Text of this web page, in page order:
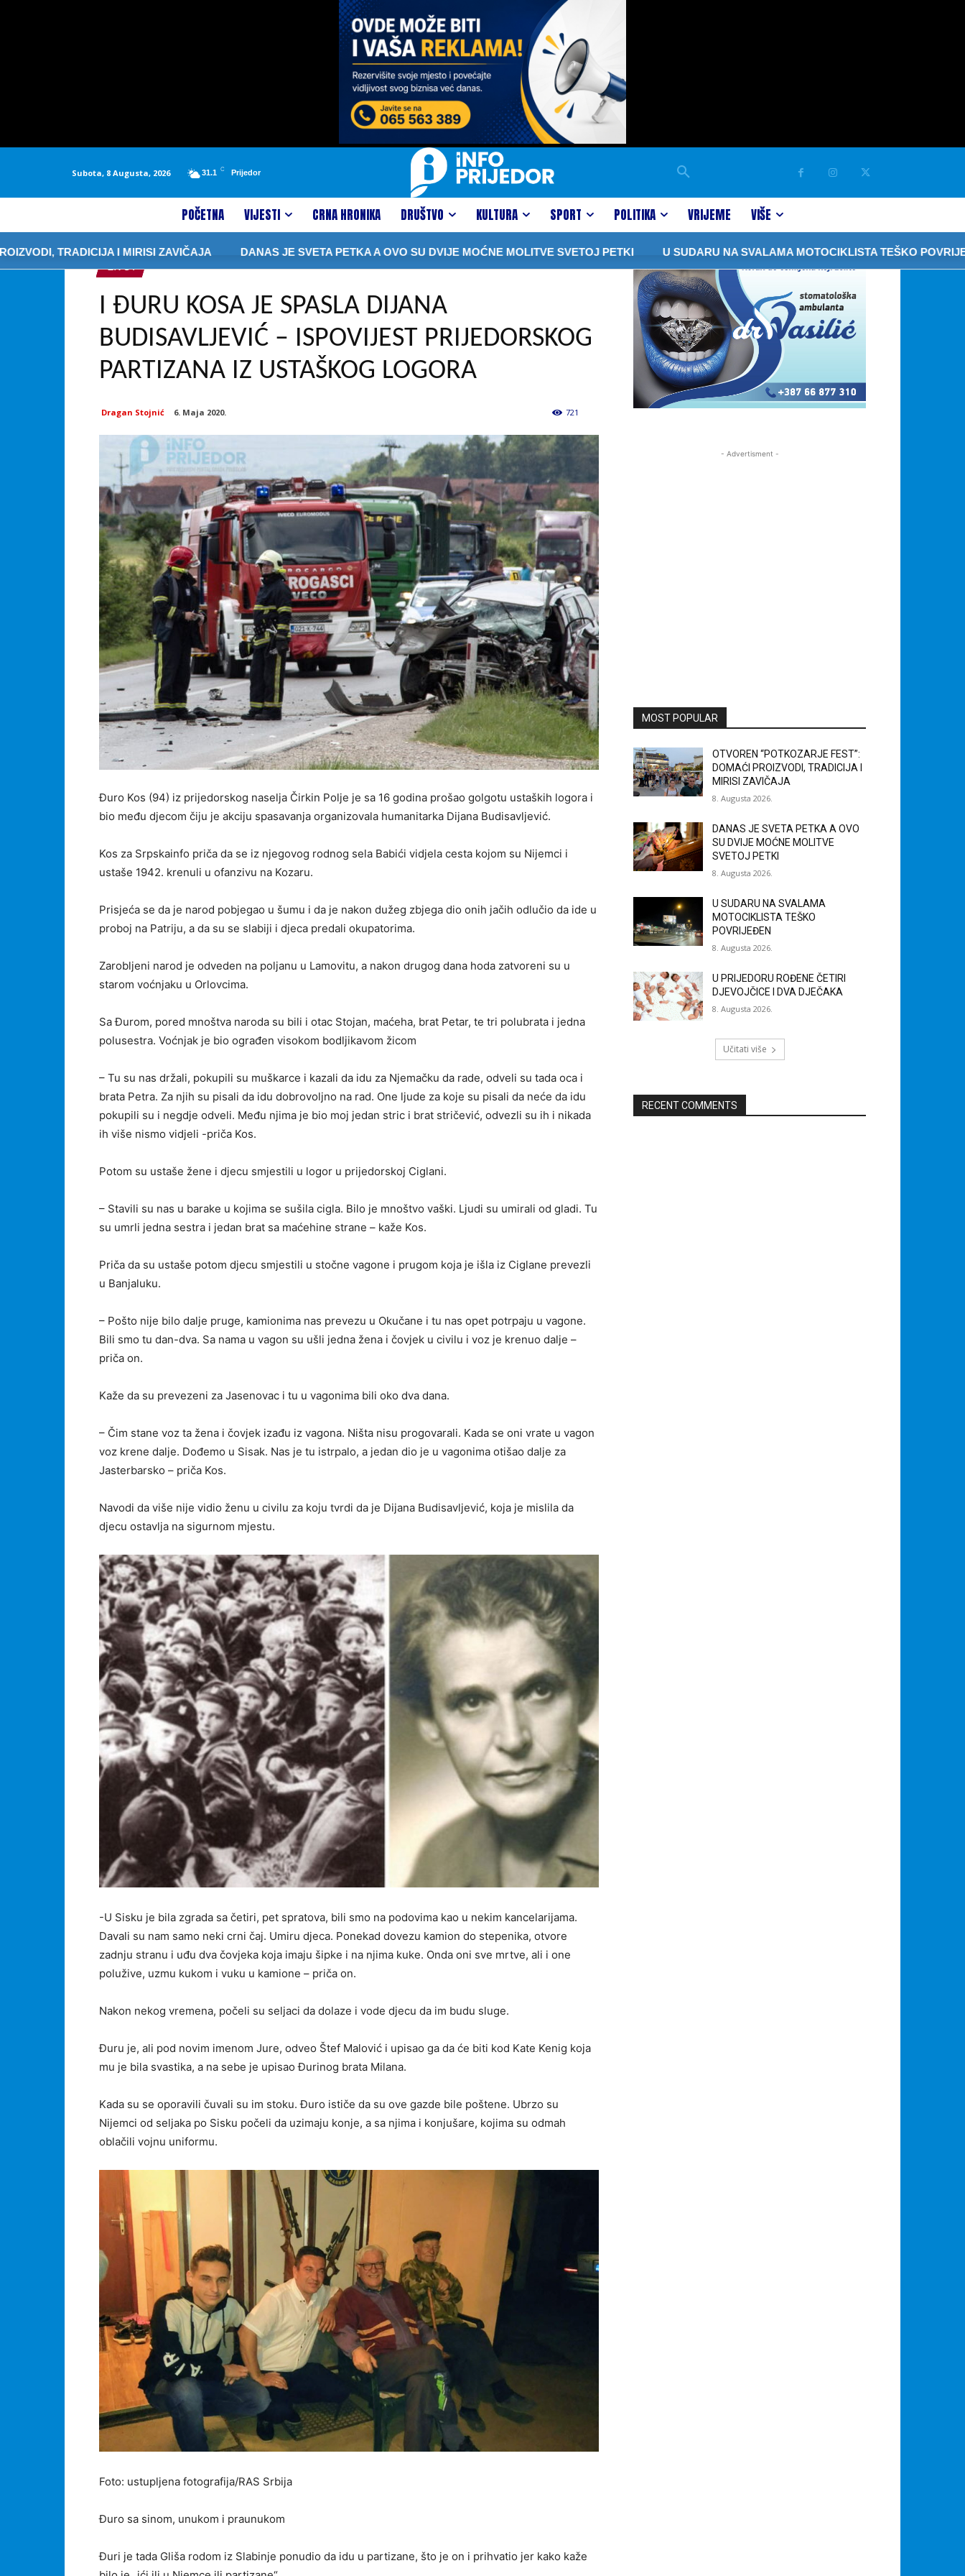
Subota, 8 Augusta, 2026 31.1 C Prijedor
POČETNA VIJESTI CRNA HRONIKA DRUŠTVO KULTURA SPORT POLITIKA VRIJEME VIŠE
I MIRISI ZAVIČAJA DANAS JE SVETA PETKA A OVO SU DVIJE MOĆNE MOLITVE SVETOJ PETKI U SUDARU NA SVALAMA MOTOCIKLISTA TEŠKO POVRIJEĐEN
ŽIVOT
I ĐURU KOSA JE SPASLA DIJANA
BUDISAVLJEVIĆ – ISPOVIJEST PRIJEDORSKOG
PARTIZANA IZ USTAŠKOG LOGORA
Dragan Stojnić 6. Maja 2020. 721
Đuro Kos (94) iz prijedorskog naselja Čirkin Polje je sa 16 godina prošao golgotu ustaških logora i
bio među djecom čiju je akciju spasavanja organizovala humanitarka Dijana Budisavljević.
Kos za Srpskainfo priča da se iz njegovog rodnog sela Babići vidjela cesta kojom su Nijemci i
ustaše 1942. krenuli u ofanzivu na Kozaru.
Prisjeća se da je narod pobjegao u šumu i da je nakon dužeg zbjega dio onih jačih odlučio da ide u
proboj na Patriju, a da su se slabiji i djeca predali okupatorima.
Zarobljeni narod je odveden na poljanu u Lamovitu, a nakon drugog dana hoda zatvoreni su u
starom voćnjaku u Orlovcima.
Sa Đurom, pored mnoštva naroda su bili i otac Stojan, maćeha, brat Petar, te tri polubrata i jedna
polusestra. Voćnjak je bio ograđen visokom bodljikavom žicom
– Tu su nas držali, pokupili su muškarce i kazali da idu za Njemačku da rade, odveli su tada oca i
brata Petra. Za njih su pisali da idu dobrovoljno na rad. One ljude za koje su pisali da neće da idu
pokupili su i negdje odveli. Među njima je bio moj jedan stric i brat stričević, odvezli su ih i nikada
ih više nismo vidjeli -priča Kos.
Potom su ustaše žene i djecu smjestili u logor u prijedorskoj Ciglani.
– Stavili su nas u barake u kojima se sušila cigla. Bilo je mnoštvo vaški. Ljudi su umirali od gladi. Tu
su umrli jedna sestra i jedan brat sa maćehine strane – kaže Kos.
Priča da su ustaše potom djecu smjestili u stočne vagone i prugom koja je išla iz Ciglane prevezli
u Banjaluku.
– Pošto nije bilo dalje pruge, kamionima nas prevezu u Okučane i tu nas opet potrpaju u vagone.
Bili smo tu dan-dva. Sa nama u vagon su ušli jedna žena i čovjek u civilu i voz je krenuo dalje –
priča on.
Kaže da su prevezeni za Jasenovac i tu u vagonima bili oko dva dana.
– Čim stane voz ta žena i čovjek izađu iz vagona. Ništa nisu progovarali. Kada se oni vrate u vagon
voz krene dalje. Dođemo u Sisak. Nas je tu istrpalo, a jedan dio je u vagonima otišao dalje za
Jasterbarsko – priča Kos.
Navodi da više nije vidio ženu u civilu za koju tvrdi da je Dijana Budisavljević, koja je mislila da
djecu ostavlja na sigurnom mjestu.
-U Sisku je bila zgrada sa četiri, pet spratova, bili smo na podovima kao u nekim kancelarijama.
Davali su nam samo neki crni čaj. Umiru djeca. Ponekad dovezu kamion do stepenika, otvore
zadnju stranu i uđu dva čovjeka koja imaju šipke i na njima kuke. Onda oni sve mrtve, ali i one
polužive, uzmu kukom i vuku u kamione – priča on.
Nakon nekog vremena, počeli su seljaci da dolaze i vode djecu da im budu sluge.
Đuru je, ali pod novim imenom Jure, odveo Štef Malović i upisao ga da će biti kod Kate Kenig koja
mu je bila svastika, a na sebe je upisao Đurinog brata Milana.
Kada su se oporavili čuvali su im stoku. Đuro ističe da su ove gazde bile poštene. Ubrzo su
Nijemci od seljaka po Sisku počeli da uzimaju konje, a sa njima i konjušare, kojima su odmah
oblačili vojnu uniformu.
Foto: ustupljena fotografija/RAS Srbija
Đuro sa sinom, unukom i praunukom
Đuri je tada Gliša rodom iz Slabinje ponudio da idu u partizane, što je on i prihvatio jer kako kaže
- Advertisment -
MOST POPULAR
OTVOREN “POTKOZARJE FEST”:
DOMAĆI PROIZVODI, TRADICIJA I
MIRISI ZAVIČAJA
8. Augusta 2026.
DANAS JE SVETA PETKA A OVO
SU DVIJE MOĆNE MOLITVE
SVETOJ PETKI
8. Augusta 2026.
U SUDARU NA SVALAMA
MOTOCIKLISTA TEŠKO
POVRIJEĐEN
8. Augusta 2026.
U PRIJEDORU ROĐENE ČETIRI
DJEVOJČICE I DVA DJEČAKA
8. Augusta 2026.
Učitati više
RECENT COMMENTS